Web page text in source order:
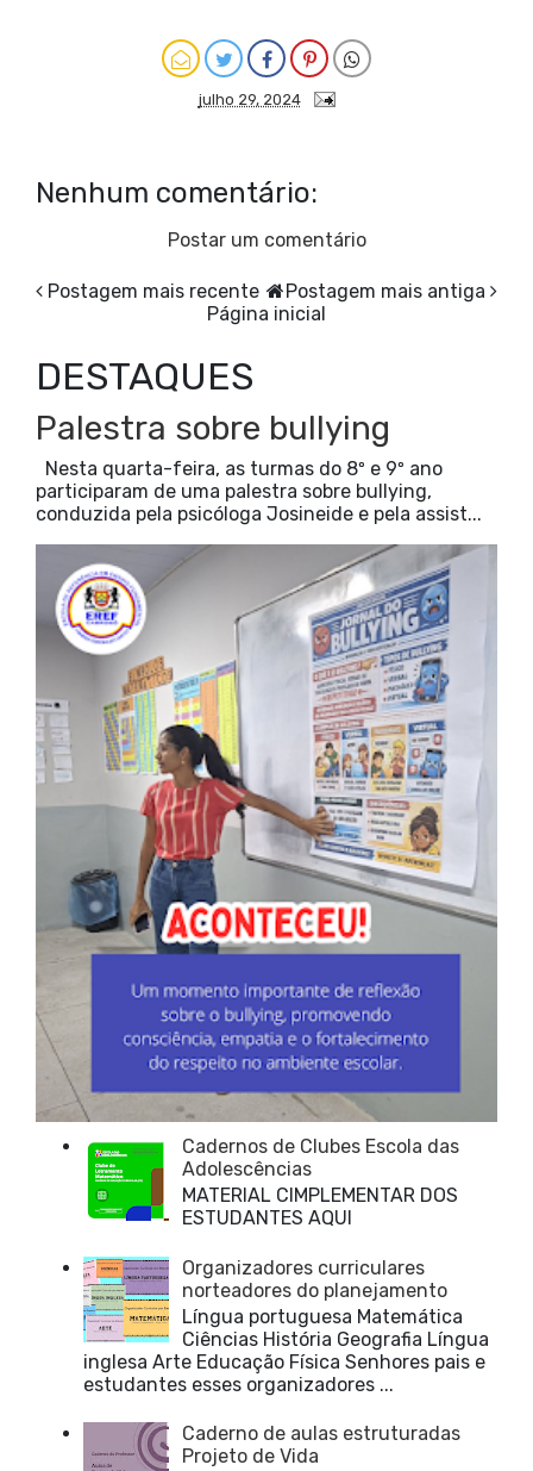
julho 29, 2024
Nenhum comentário:
Postar um comentário
Postagem mais recente
Postagem mais antiga
Página inicial
DESTAQUES
Palestra sobre bullying
Nesta quarta-feira, as turmas do 8º e 9º ano
participaram de uma palestra sobre bullying,
conduzida pela psicóloga Josineide e pela assist...
Cadernos de Clubes Escola das
Adolescências
MATERIAL CIMPLEMENTAR DOS
ESTUDANTES AQUI
Organizadores curriculares
norteadores do planejamento
Língua portuguesa Matemática
Ciências História Geografia Língua
inglesa Arte Educação Física Senhores pais e
estudantes esses organizadores ...
Caderno de aulas estruturadas
Projeto de Vida